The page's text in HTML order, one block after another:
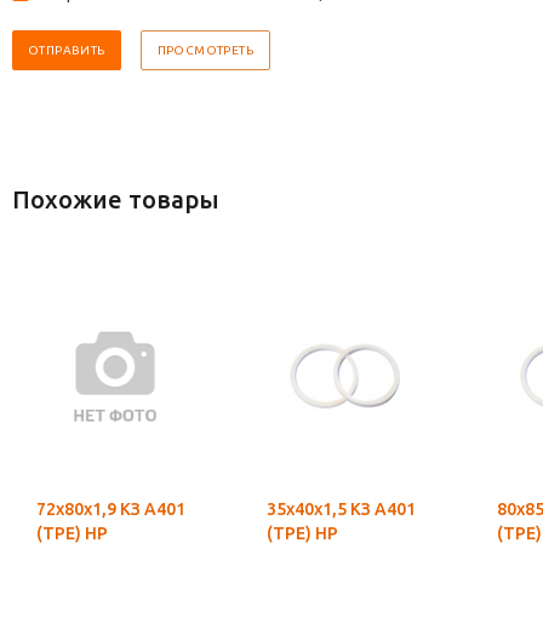
Похожие товары
72х80х1,9 КЗ А401
(ТРЕ) НР
35х40х1,5 КЗ А401
(ТРЕ) НР